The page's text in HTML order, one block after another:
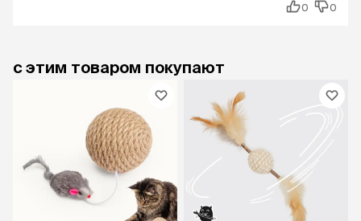
0
0
с этим товаром покупают